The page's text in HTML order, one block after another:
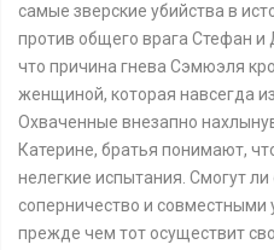
самые зверские убийства в
против общего врага Стефан
что причина гнева Сэмюэля
женщиной, которая навсегда
Охваченные внезапно
Катерине, братья понимают,
нелегкие испытания. Смогут
соперничество и
прежде чем тот осуществит